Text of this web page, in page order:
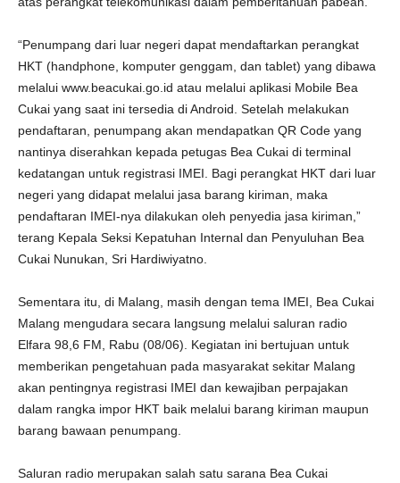
“Penumpang dari luar negeri dapat mendaftarkan perangkat
HKT (handphone, komputer genggam, dan tablet) yang dibawa
melalui www.beacukai.go.id atau melalui aplikasi Mobile Bea
Cukai yang saat ini tersedia di Android. Setelah melakukan
pendaftaran, penumpang akan mendapatkan QR Code yang
nantinya diserahkan kepada petugas Bea Cukai di terminal
kedatangan untuk registrasi IMEI. Bagi perangkat HKT dari luar
negeri yang didapat melalui jasa barang kiriman, maka
pendaftaran IMEI-nya dilakukan oleh penyedia jasa kiriman,”
terang Kepala Seksi Kepatuhan Internal dan Penyuluhan Bea
Cukai Nunukan, Sri Hardiwiyatno.
Sementara itu, di Malang, masih dengan tema IMEI, Bea Cukai
Malang mengudara secara langsung melalui saluran radio
Elfara 98,6 FM, Rabu (08/06). Kegiatan ini bertujuan untuk
memberikan pengetahuan pada masyarakat sekitar Malang
akan pentingnya registrasi IMEI dan kewajiban perpajakan
dalam rangka impor HKT baik melalui barang kiriman maupun
barang bawaan penumpang.
Saluran radio merupakan salah satu sarana Bea Cukai